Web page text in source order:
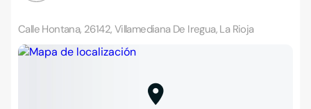
Calle Hontana, 26142, Villamediana De Iregua, La Rioja